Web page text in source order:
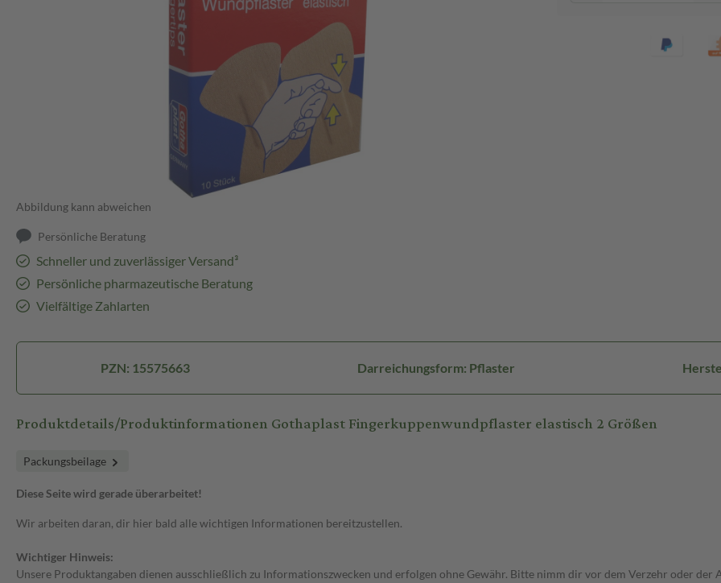
Abbildung kann abweichen
Persönliche Beratung
Schneller und zuverlässiger Versand³
Persönliche pharmazeutische Beratung
Vielfältige Zahlarten
PZN: 15575663 Darreichungsform: Pflaster
Produktdetails/Produktinformationen Gothaplast Fingerkuppenwundpflaster elastisch 2 Größen
Packungsbeilage
Diese Seite wird gerade überarbeitet!
Wir arbeiten daran, dir hier bald alle wichtigen Informationen bereitzustellen.
Wichtiger Hinweis:
Unsere Produktangaben dienen ausschließlich zu Informationszwecken und erfolgen ohne Gewähr. Bitte nimm dir vor dem Verzehr oder